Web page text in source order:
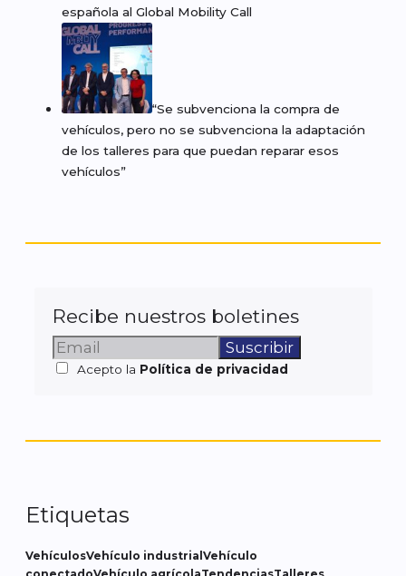
española al Global Mobility Call
“Se subvenciona la compra de
vehículos, pero no se subvenciona la adaptación
de los talleres para que puedan reparar esos
vehículos”
Recibe nuestros boletines
Acepto la Política de privacidad
Etiquetas
VehículosVehículo industrial Vehículo